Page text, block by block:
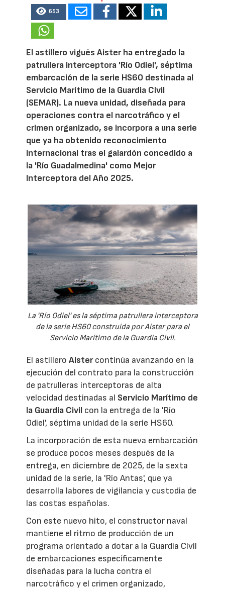
653
El astillero vigués Aister ha entregado la
patrullera interceptora 'Río Odiel', séptima
embarcación de la serie HS60 destinada al
Servicio Marítimo de la Guardia Civil
(SEMAR). La nueva unidad, diseñada para
operaciones contra el narcotráfico y el
crimen organizado, se incorpora a una serie
que ya ha obtenido reconocimiento
internacional tras el galardón concedido a
la 'Río Guadalmedina' como Mejor
Interceptora del Año 2025.
La 'Río Odiel' es la séptima patrullera interceptora
de la serie HS60 construida por Aister para el
Servicio Marítimo de la Guardia Civil.
El astilleroAistercontinúa avanzando en la
ejecución del contrato para la construcción
de patrulleras interceptoras de alta
velocidad destinadas al Servicio Marítimo de
la Guardia Civil con la entrega de la 'Río
Odiel', séptima unidad de la serie HS60.
La incorporación de esta nueva embarcación
se produce pocos meses después de la
entrega, en diciembre de 2025, de la sexta
unidad de la serie, la 'Río Antas', que ya
desarrolla labores de vigilancia y custodia de
las costas españolas.
Con este nuevo hito, el constructor naval
mantiene el ritmo de producción de un
programa orientado a dotar a la Guardia Civil
de embarcaciones específicamente
diseñadas para la lucha contra el
narcotráfico y el crimen organizado,